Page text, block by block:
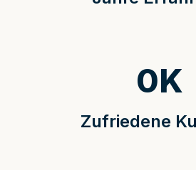
Zufriedene
0K